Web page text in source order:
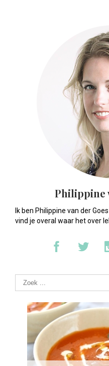
Philippine
Ik ben Philippine van der
vind je overal waar het over